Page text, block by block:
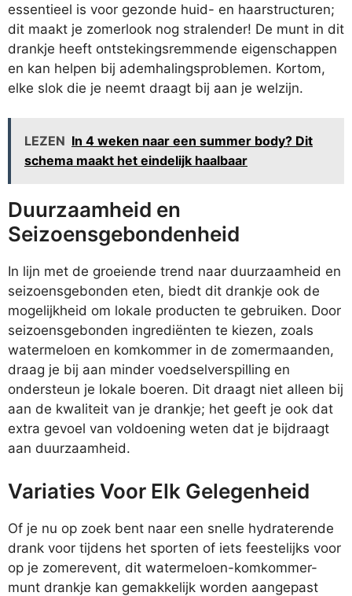
essentieel is voor gezonde huid- en haarstructuren;
dit maakt je zomerlook nog stralender! De munt in dit
drankje heeft ontstekingsremmende eigenschappen
en kan helpen bij ademhalingsproblemen. Kortom,
elke slok die je neemt draagt bij aan je welzijn.
LEZEN In 4 weken naar een summer body? Dit
schema maakt het eindelijk haalbaar
Duurzaamheid en
Seizoensgebondenheid
In lijn met de groeiende trend naar duurzaamheid en
seizoensgebonden eten, biedt dit drankje ook de
mogelijkheid om lokale producten te gebruiken. Door
seizoensgebonden ingrediënten te kiezen, zoals
watermeloen en komkommer in de zomermaanden,
draag je bij aan minder voedselverspilling en
ondersteun je lokale boeren. Dit draagt niet alleen bij
aan de kwaliteit van je drankje; het geeft je ook dat
extra gevoel van voldoening weten dat je bijdraagt
aan duurzaamheid.
Variaties Voor Elk Gelegenheid
Of je nu op zoek bent naar een snelle hydraterende
drank voor tijdens het sporten of iets feestelijks voor
op je zomerevent, dit watermeloen-komkommer-
munt drankje kan gemakkelijk worden aangepast